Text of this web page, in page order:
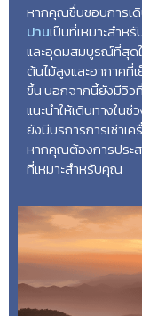
หากคุณชื่นชอบการเ
ปานเป็นที่เหมาะสำห
และอุดมสมบูรณ์ที่สุด
ต้นไม้สูงและอากาศ
ขึ้น นอกจากนี้ยังมีวิว
แนะนำให้เดินทางใน
ยังมีบริการการเช่าเ
หากคุณต้องการประ
ที่เหมาะสำหรับคุณ